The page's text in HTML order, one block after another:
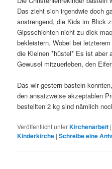
Das zieht sich irgendwie doch
anstrengend, die Kids im Blick
Gipsschichten nicht zu dick
bekleistern. Wobei bei
die Kleinen *hüstel* Es ist aber
Gewusel mitzuerleben, den
Das wir gestern basteln
den ansatzweise akzeptablen
bestellten 2 kg sind nämlich
Veröffentlicht unterKirchenarbeit
Kinderkirche |Schreibe eine